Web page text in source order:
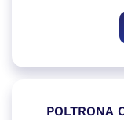
POLTRONA